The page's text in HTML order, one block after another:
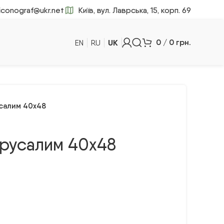
Київ, вул. Лаврська, 15, корп. 69
EN RU UK 0 / 0 грн.
40х48
40х48